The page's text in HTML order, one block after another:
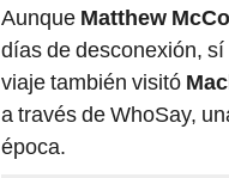
Aunque Matthew
días de desconexión,
viaje también visitó
a través de WhoSay,
época.